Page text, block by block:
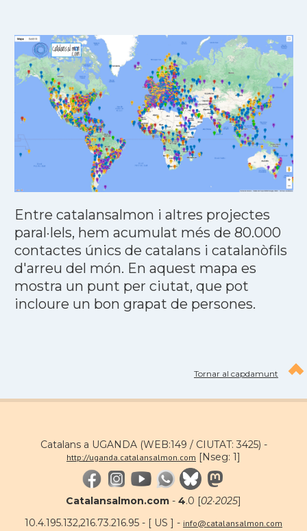
Entre catalansalmon i altres projectes
paral·lels, hem acumulat més de 80.000
contactes únics de catalans i catalanòfils
d'arreu del món. En aquest mapa es
mostra un punt per ciutat, que pot
incloure un bon grapat de persones.
Tornar al capdamunt
Catalans a UGANDA (WEB:149 / CIUTAT: 3425) -
http://uganda.catalansalmon.com [Nseg: 1]
Catalansalmon.com - 4.0 [02·2025]
10.4.195.132,216.73.216.95 - [ US ] - info@catalansalmon.com